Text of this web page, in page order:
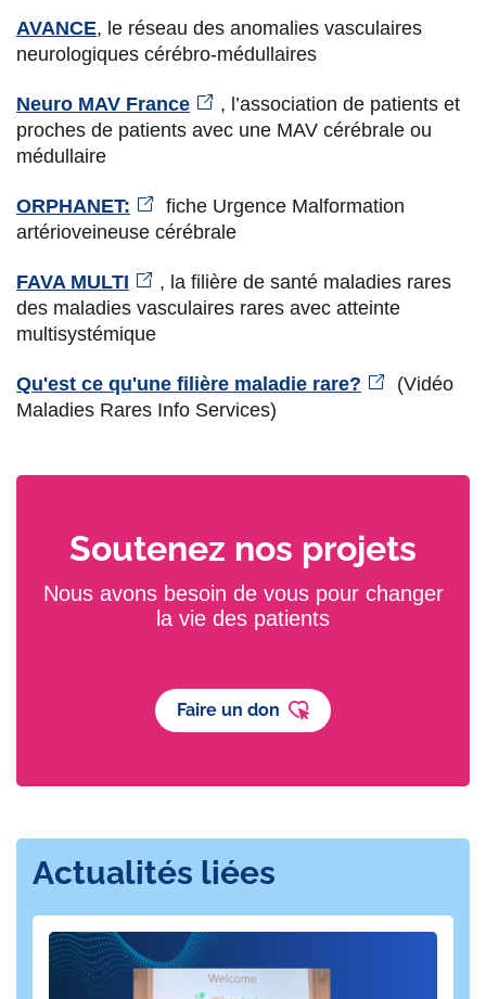
AVANCE, le réseau des anomalies vasculaires
neurologiques cérébro-médullaires
Neuro MAV France
, l’association de patients et
proches de patients avec une MAV cérébrale ou
médullaire
ORPHANET:
fiche Urgence Malformation
artérioveineuse cérébrale
FAVA MULTI
, la filière de santé maladies rares
des maladies vasculaires rares avec atteinte
multisystémique
Qu'est ce qu'une filière maladie rare?
(Vidéo
Maladies Rares Info Services)
Soutenez nos projets
Nous avons besoin de vous pour changer
la vie des patients
Faire un don
Actualités liées